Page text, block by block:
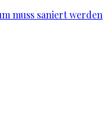
muss saniert werden